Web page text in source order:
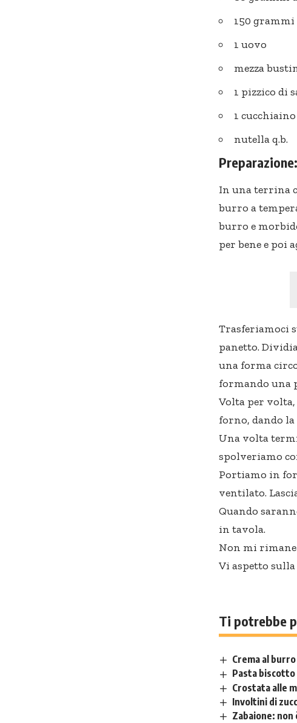
150
1 uovo
mezza
1 pizzico di
1
nutella q.b.
Preparazione:
In una terrina
burro a
burro e
per bene e poi
Trasferiamoci
panetto.
una forma
formando una
Volta per
forno, dando
Una volta
spolveriamo
Portiamo in
ventilato.
Quando
in tavola.
Non mi rimane
Vi aspetto
Ti potrebbe
Crema al
Pasta
Crostata alle
Involtini di
Zabaione: